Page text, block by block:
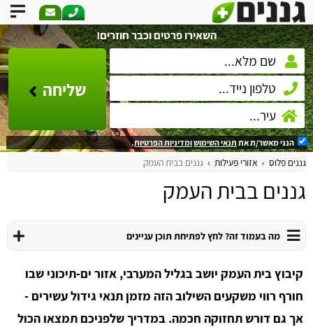
השאירו פרטים וכבר חוזרים!
שליחה
הנני מאשר/ת אתתנאי השימושומדיניות הפרטיות.
גננים פלוס אזורי פעילות גננים בבית העמק
גננים בבית העמק
מה בעמוד זה? לחץ לפתיחת תוכן עניינים
קיבוץ בית העמק יושב בגליל המערבי, אזור ים-תיכוני שבו
חורף רווי משקעים השילוב הזה מזמן תנאי גידול עשירים -
אך גם דורש תחזוקה חכמה. במדריך שלפניכם תמצאו הכול